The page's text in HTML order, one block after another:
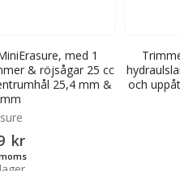
med 1
& röjsågar 25 cc
25,4 mm &
kr
och